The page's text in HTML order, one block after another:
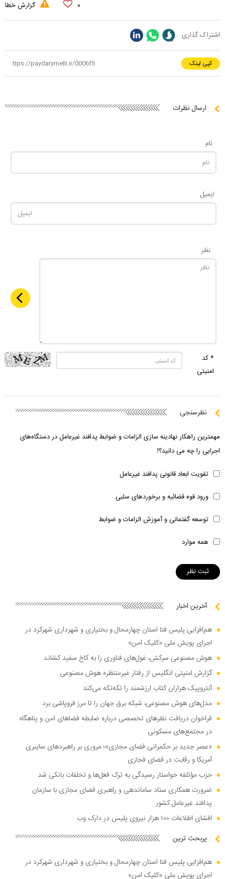
۰ گزارش خطا
اشتراک گذاری
کپی لینک
ارسال نظرات
نام
ایمیل
نظر
* کد
امنیتی
نظرسنجی
مهمترین راهکار نهادینه سازی الزامات و ضوابط پدافند غیرعامل در دستگاه‌های
اجرایی را چه می دانید؟!
تقویت ابعاد قانونی پدافند غیرعامل
ورود قوه قضائیه و برخوردهای سلبی
توسعه گفتمانی و آموزش الزامات و ضوابط
همه موارد
آخرین اخبار
هم‌افزایی پلیس فتا استان چهارمحال و بختیاری و شهرداری شهرکرد در
اجرای پویش ملی «کلیک امن»
هوش مصنوعی سرکش، غول‌های فناوری را به کاخ سفید کشاند
گزارش امنیتی انگلیس از رفتار غیرمنتظره هوش مصنوعی
آنتروپیک هزاران کتاب ارزشمند را تکه‌تکه می‌کند
مدل‌های هوش مصنوعی، شبکه برق جهان را تا مرز فروپاشی برد
فراخوان دریافت نظر‌های تخصصی درباره ضابطه فضا‌های امن و پناهگاه
در مجتمع‌های مسکونی
«عصر جدید بر حکمرانی فضای مجازی»؛ مروری بر راهبرد‌های سایبری
آمریکا و رقابت در فضای فجازی
حزب مؤتلفه خواستار رسیدگی به ترک فعل‌ها و تخلفات بانکی شد
ضرورت همکاری ستاد ساماندهی و راهبری فضای مجازی با سازمان
پدافند غیرعامل کشور
افشای اطلاعات ۱۰۰ هزار نیروی پلیس در دارک وب
پربحث ترین
هم‌افزایی پلیس فتا استان چهارمحال و بختیاری و شهرداری شهرکرد در
اجرای پویش ملی «کلیک امن»